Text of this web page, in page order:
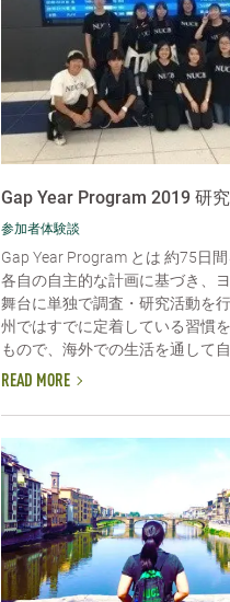
Gap Year Program 2019 研
参加者体験談
Gap Year Program とは 約75日間
各自の自主的な計画に基づき、
舞台に単独で調査・研究活動を
州ではすでに定着している習慣
もので、海外での生活を通して自
READ MORE